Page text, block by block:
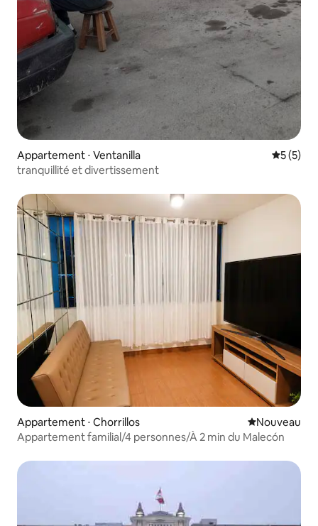
Appartement ⋅ Ventanilla
5 (5)
tranquillité et divertissement
Appartement ⋅ Chorrillos Nouvel
Nouveau
Appartement familial/4 personnes/À 2 min du Malecón